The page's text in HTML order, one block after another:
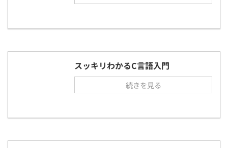
スッキリわかるC言語入門
続きを見る